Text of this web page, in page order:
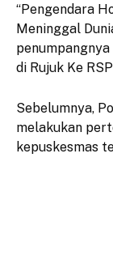
“Pengendara
Meninggal
di Rujuk Ke
Sebelumnya,
melakukan
kepuskesmas